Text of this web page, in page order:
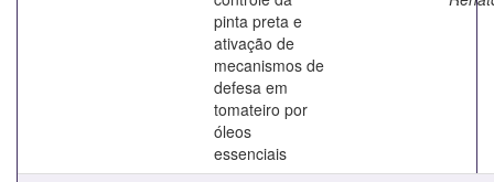
pinta preta e
ativação de
mecanismos de
defesa em
tomateiro por
óleos
essenciais